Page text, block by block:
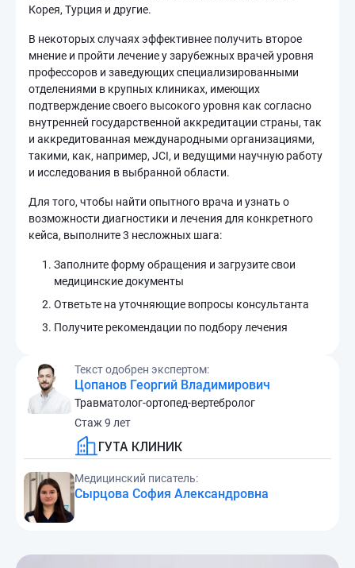
Корея, Турция и другие.
В некоторых случаях эффективнее получить второе
мнение и пройти лечение у зарубежных врачей уровня
профессоров и заведующих специализированными
отделениями в крупных клиниках, имеющих
подтверждение своего высокого уровня как согласно
внутренней государственной аккредитации страны, так
и аккредитованная международными организациями,
такими, как, например, JCI, и ведущими научную работу
и исследования в выбранной области.
Для того, чтобы найти опытного врача и узнать о
возможности диагностики и лечения для конкретного
кейса, выполните 3 несложных шага:
Заполните форму обращения и загрузите свои
медицинские документы
Ответьте на уточняющие вопросы консультанта
Получите рекомендации по подбору лечения
Текст одобрен экспертом:
Цопанов Георгий Владимирович
Травматолог-ортопед-вертебролог
Стаж 9 лет
ГУТА КЛИНИК
Медицинский писатель:
Сырцова София Александровна